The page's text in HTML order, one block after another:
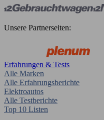
Unsere Partnerseiten:
Erfahrungen & Tests
Alle Marken
Alle Erfahrungsberichte
Elektroautos
Alle Testberichte
Top 10 Listen